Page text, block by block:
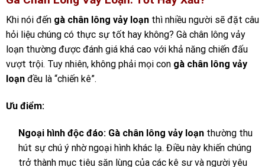
Khi nói đến gà chân lông vảy loạn thì nhiều người sẽ đặt câu
hỏi liệu chúng có thực sự tốt hay không? Gà chân lông vảy
loạn thường được đánh giá khá cao với khả năng chiến đấu
vượt trội. Tuy nhiên, không phải mọi con gà chân lông vảy
loạn đều là “chiến kê”.
Ưu điểm:
Ngoại hình độc đáo: Gà chân lông vảy loạnthường thu
hút sự chú ý nhờ ngoại hình khác lạ. Điều này khiến chúng
trở thành mục tiêu săn lùng của các kê sư và người yêu